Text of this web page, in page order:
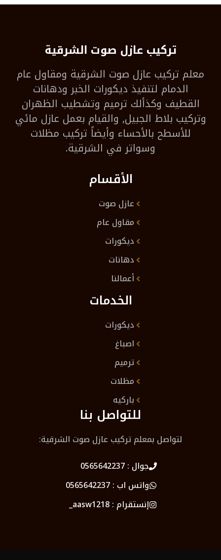
تركيب عازل صوت الشرقية
معلم تركيب عازل صوت الشرقية ومقاول عام
الدمام لتنفيذ ديكورات الخبر ودهانات
القطيف وكذألك ترميم وتشطيب الظهران
وتركيب بلاط الجبيل, والقيام بعمل عازل مائي
للأسطح بالأحساء وأيضاً تركيب مظلات
وسواتر في الشرقية.
الأقسام
عازل صوت
مقاول عام
ديكورات
دهانات
أعمالنا
الخدمات
ديكورات
اصباغ
ترميم
مظلات
باركيه
للتواصل بنا
لتواصل بمعلم تركيب عازل صوت الشرقية:
جوال :0565642237
واتس اب :0565642237
إنستقرام :aasw1218_